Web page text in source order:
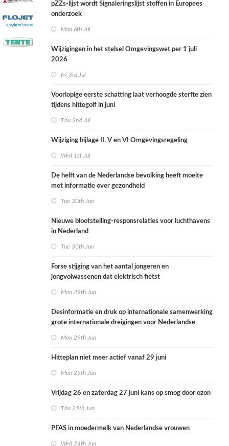
pZZs-lijst wordt Signaleringslijst stoffen in Europees
onderzoek
Mon 6th Jul
Wijzigingen in het stelsel Omgevingswet per 1 juli
2026
Fri 3rd Jul
Voorlopige eerste schatting laat verhoogde sterfte zien
tijdens hittegolf in juni
Thu 2nd Jul
Wijziging bijlage II, V en VI Omgevingsregeling
Wed 1st Jul
De helft van de Nederlandse bevolking heeft moeite
met informatie over gezondheid
Tue 30th Jun
Nieuwe blootstelling-responsrelaties voor luchthavens
in Nederland
Tue 30th Jun
Forse stijging van het aantal jongeren en
jongvolwassenen dat elektrisch fietst
Mon 29th Jun
Desinformatie en druk op internationale samenwerking
grote internationale dreigingen voor Nederlandse
Mon 29th Jun
Hitteplan niet meer actief vanaf 29 juni
Mon 29th Jun
Vrijdag 26 en zaterdag 27 juni kans op smog door ozon
Thu 25th Jun
PFAS in moedermelk van Nederlandse vrouwen
Wed 24th Jun